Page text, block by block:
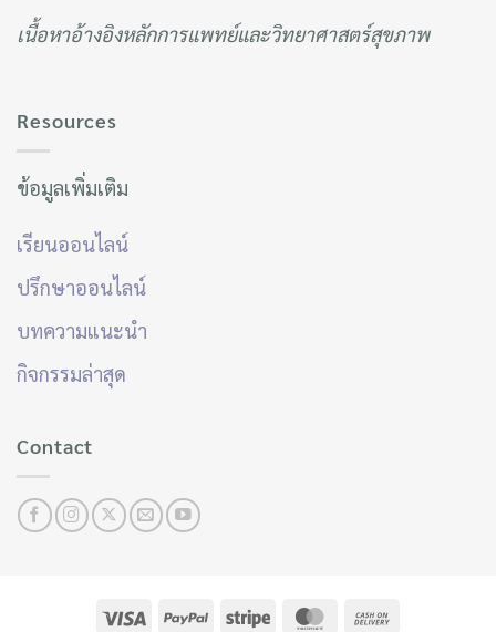
เผยผิวใสอย่างเป็นธรรมติ
Resources
ข้อมูลเพิ่มเติม
เรียนออนไลน์
ปรึกษาออนไลน์
บทความแนะนำ
Contact